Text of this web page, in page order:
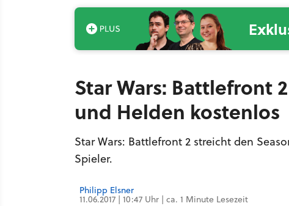
Star Wars: Battlefront
und Helden kostenlos
Star Wars: Battlefront 2 streicht den
Spieler.
Philipp Elsner
11.06.2017 | 10:47 Uhr | ca. 1 Minute Lesezeit